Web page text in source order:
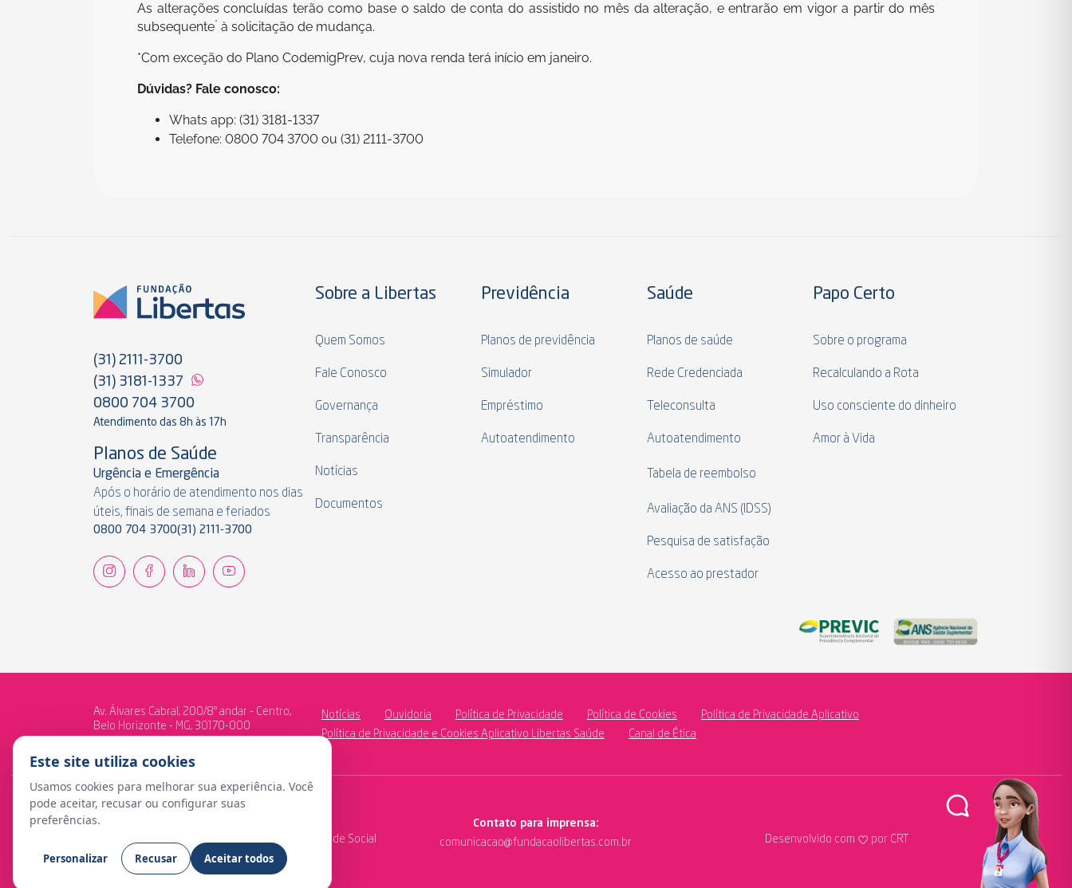
As alterações concluídas terão como base o saldo de conta do assistido no mês da alteração, e entrarão em vigor a partir do mês
subsequente* à solicitação de mudança.
*Com exceção do Plano CodemigPrev, cuja nova renda terá início em janeiro.
Dúvidas? Fale conosco:
Whats app: (31) 3181-1337
Telefone: 0800 704 3700 ou (31) 2111-3700
(31) 2111-3700
(31) 3181-1337
0800 704 3700
Atendimento das 8h às 17h
Planos de Saúde
Urgência e Emergência
Após o horário de atendimento nos dias
úteis, finais de semana e feriados
0800 704 3700(31) 2111-3700
Sobre a Libertas
Quem Somos
Fale Conosco
Governança
Transparência
Notícias
Documentos
Previdência
Planos de previdência
Simulador
Empréstimo
Autoatendimento
Saúde
Planos de saúde
Rede Credenciada
Teleconsulta
Autoatendimento
Tabela de reembolso
Avaliação da ANS (IDSS)
Pesquisa de satisfação
Acesso ao prestador
Papo Certo
Sobre o programa
Recalculando a Rota
Uso consciente do dinheiro
Amor à Vida
Av. Álvares Cabral, 200/8º andar - Centro,
Belo Horizonte - MG, 30170-000
Notícias Ouvidoria Política de Privacidade Política de Cookies
Política de Privacidade Aplicativo
Política de Privacidade e Cookies Aplicativo Libertas Saúde
Canal de Ética
© Copyright 2024 Fundação Libertas de Seguridade Social
Contato para imprensa:
comunicacao@fundacaolibertas.com.br
Desenvolvido com por CRT
Este site utiliza cookies
Usamos cookies para melhorar sua experiência. Você
pode aceitar, recusar ou configurar suas
preferências.
Personalizar Recusar Aceitar todos